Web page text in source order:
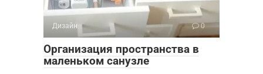
Дизайн 0
Организация пространства в
маленьком санузле